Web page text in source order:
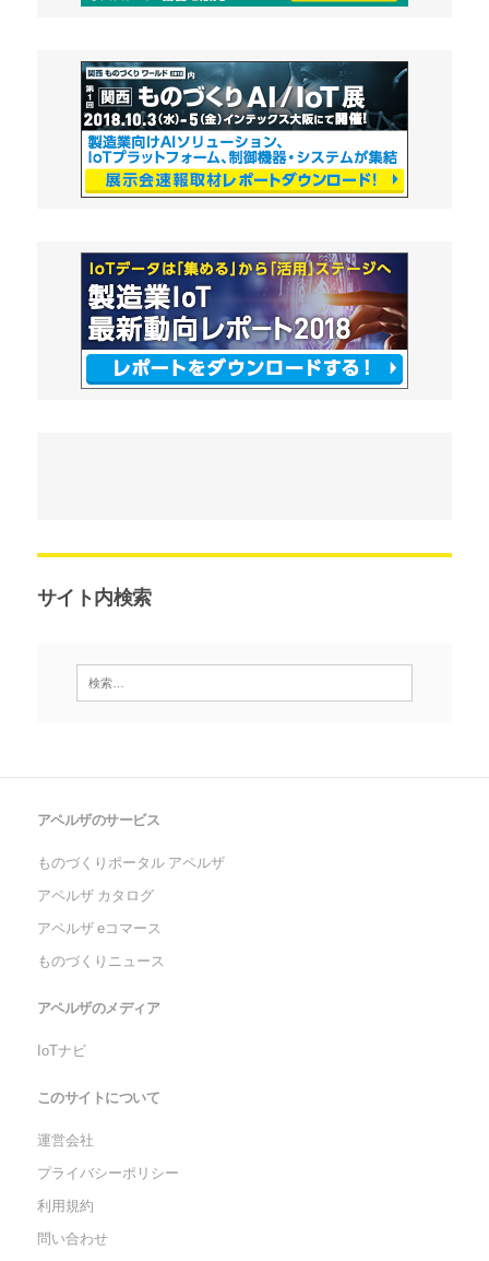
サイト内検索
アペルザのサービス
ものづくりポータル アペルザ
アペルザ カタログ
アペルザ eコマース
ものづくりニュース
アペルザのメディア
IoTナビ
このサイトについて
運営会社
プライバシーポリシー
利用規約
問い合わせ